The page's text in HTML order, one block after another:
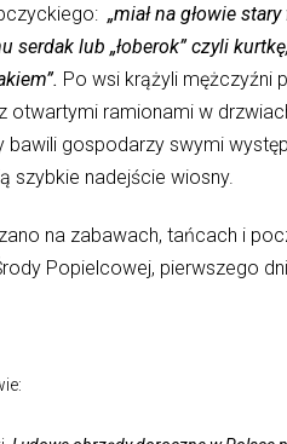
„miał na głowie
serdak lub „łoberok” czyli
Po wsi krążyli mężczyźni
otwartymi ramionami w
bawili gospodarzy swymi
szybkie nadejście wiosny.
na zabawach, tańcach i
Popielcowej, pierwszego